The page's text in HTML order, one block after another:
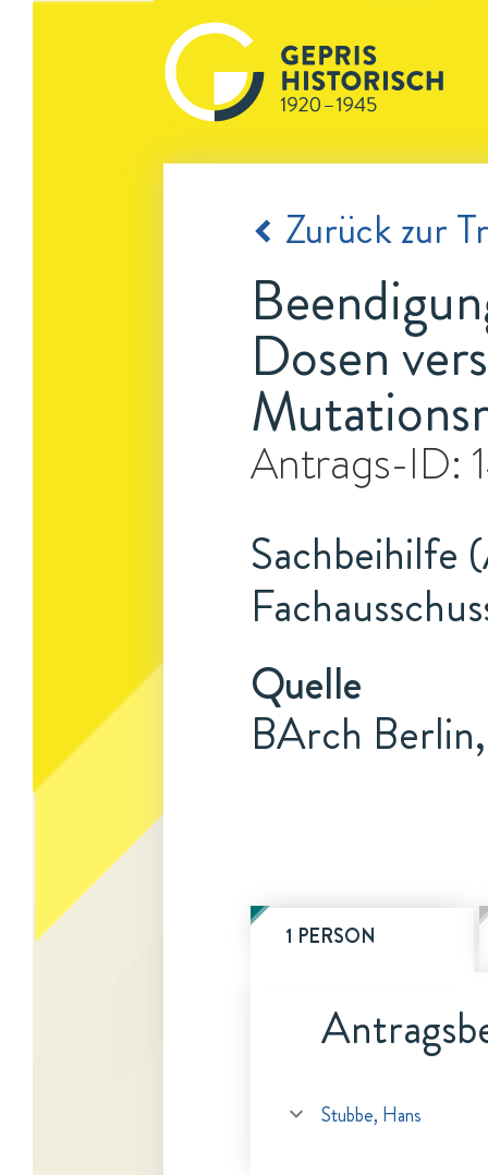
Zurück zur
Dosen
Antrags-ID:
Sachbeihilfe
Quelle
BArch
1 PERSON
Stubbe, Hans